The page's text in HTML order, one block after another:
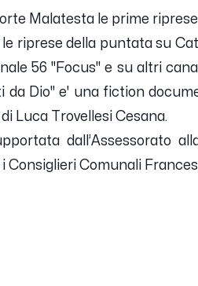
Malatesta le prime riprese
riprese della puntata su
56 "Focus" e su altri
da Dio" e' una fiction
Luca Trovellesi Cesana.
dall’Assessorato
Consiglieri Comunali